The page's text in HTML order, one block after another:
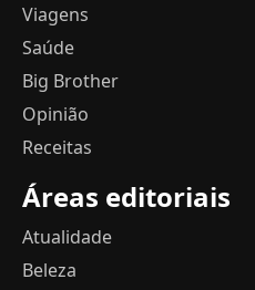
Viagens
Saúde
Big Brother
Opinião
Receitas
Áreas editoriais
Atualidade
Beleza